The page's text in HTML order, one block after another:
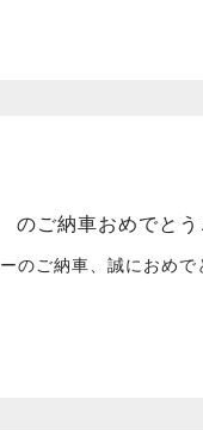
ご納車おめでとう
のご納車、誠におめ